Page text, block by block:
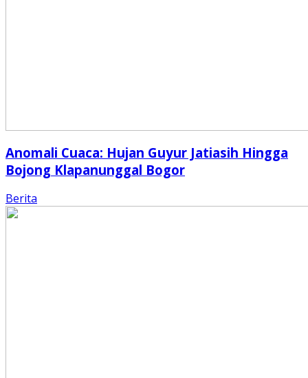
Anomali Cuaca: Hujan Guyur Jatiasih Hingga
Bojong Klapanunggal Bogor
Berita